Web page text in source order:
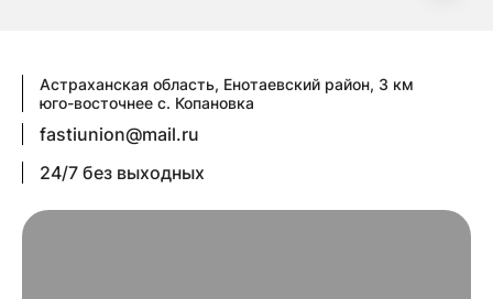
Астраханская область, Енотаевский район, 3 км
юго-восточнее с. Копановка
fastiunion@mail.ru
24/7 без выходных